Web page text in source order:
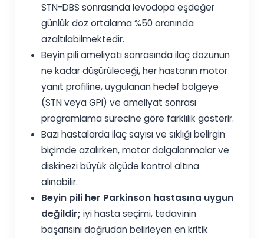
STN-DBS sonrasında levodopa eşdeğer
günlük doz ortalama %50 oranında
azaltılabilmektedir.
Beyin pili ameliyatı sonrasında ilaç dozunun
ne kadar düşürüleceği, her hastanın motor
yanıt profiline, uygulanan hedef bölgeye
(STN veya GPi) ve ameliyat sonrası
programlama sürecine göre farklılık gösterir.
Bazı hastalarda ilaç sayısı ve sıklığı belirgin
biçimde azalırken, motor dalgalanmalar ve
diskinezi büyük ölçüde kontrol altına
alınabilir.
Beyin pili her Parkinson hastasına uygun
değildir; iyi hasta seçimi, tedavinin
başarısını doğrudan belirleyen en kritik